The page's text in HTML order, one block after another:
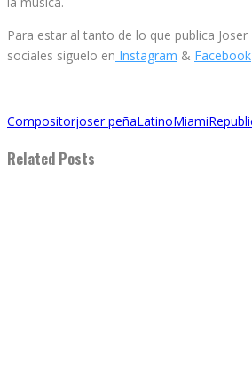
Para estar al tanto de lo que publica Joser
sociales siguelo en Instagram & Facebook
Compositorjoser peñaLatinoMiami
Related Posts